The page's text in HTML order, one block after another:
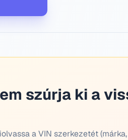
szúrja ki a
a VIN szerkezetét (márka,